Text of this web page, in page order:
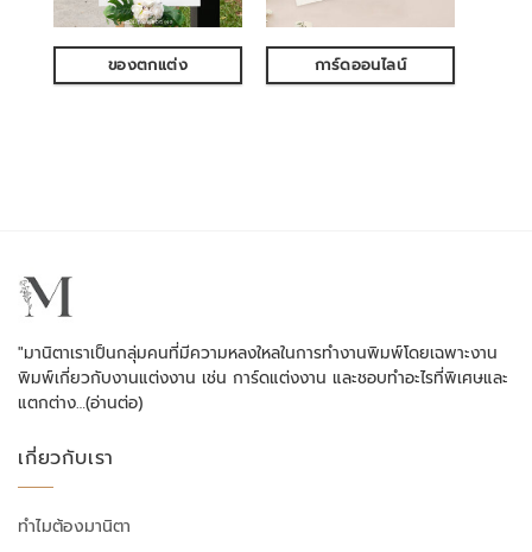
ของตกแต่ง การ์ดออนไลน์
"มานิตาเราเป็นกลุ่มคนที่มีความหลงใหลในการทำงานพิมพ์โดยเฉพาะงาน
พิมพ์เกี่ยวกับงานแต่งงาน เช่น การ์ดแต่งงาน และชอบทำอะไรที่พิเศษและ
แตกต่าง…(อ่านต่อ)
เกี่ยวกับเรา
ทำไมต้องมานิตา